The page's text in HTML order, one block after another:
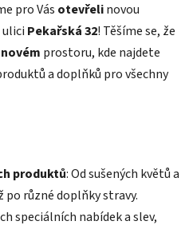
pro Vás otevřelinovou
ulici Pekařská 32! Těšíme se, že
novém prostoru, kde najdete
a doplňků pro všechny
produktů: Od sušených květů a
různé doplňky stravy.
speciálních nabídek a slev,